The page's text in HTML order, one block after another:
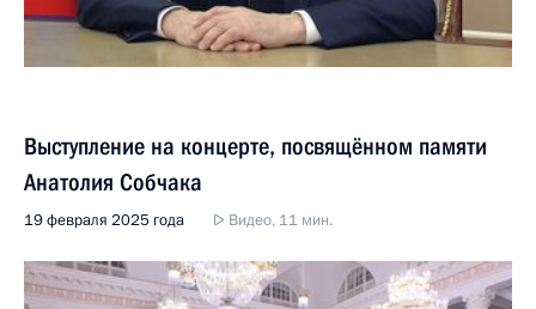
Выступление на концерте, посвящённом памяти
Анатолия Собчака
19 февраля 2025 года Видео, 11 мин.